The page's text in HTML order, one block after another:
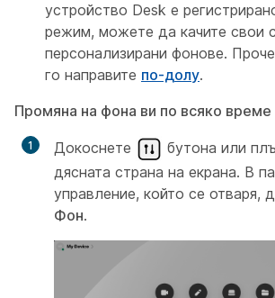
устройство Desk е
режим, можете да качите свои
персонализирани фонове.
го направите по-долу.
Промяна на фона ви по всяко време
Докоснете
бутона или
дясната страна на екрана. В
управление, който се отваря,
Фон.